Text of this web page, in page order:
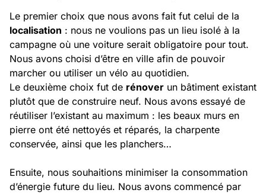
Le premier choix que nous avons fait fut celui de la
localisation : nous ne voulions pas un lieu isolé à la
campagne où une voiture serait obligatoire pour tout.
Nous avons choisi d’être en ville afin de pouvoir
marcher ou utiliser un vélo au quotidien.
Le deuxième choix fut de rénover un bâtiment existant
plutôt que de construire neuf. Nous avons essayé de
réutiliser l’existant au maximum : les beaux murs en
pierre ont été nettoyés et réparés, la charpente
conservée, ainsi que les planchers…
Ensuite, nous souhaitions minimiser la consommation
d’énergie future du lieu. Nous avons commencé par